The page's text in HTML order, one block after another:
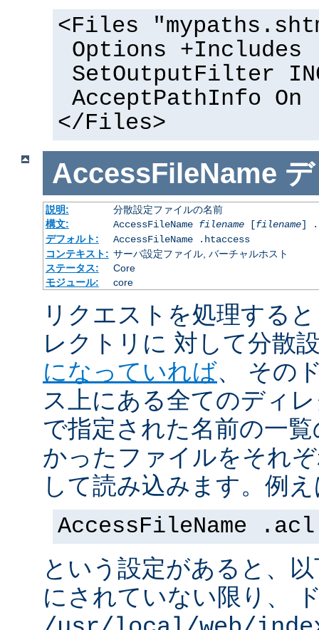
<Files
Options +Includes
SetOutputFilter
AcceptPathInfo On
</Files>
AccessFileName
説明:
分散設定ファイルの名前
構文:
AccessFileName filename[filename]
デフォルト:
AccessFileName .htaccess
コンテキスト: サーバ設定ファイル, バーチャルホスト
ステータス:
Core
モジュール:
core
リクエストを処理する
レクトリに 対して分散
になっていれば、 その
ス上にある全てのディ
で指定された名前の一
かったファイルをそれ
して読み込みます。例
AccessFileName .acl
という設定があると、
にされていない限り、